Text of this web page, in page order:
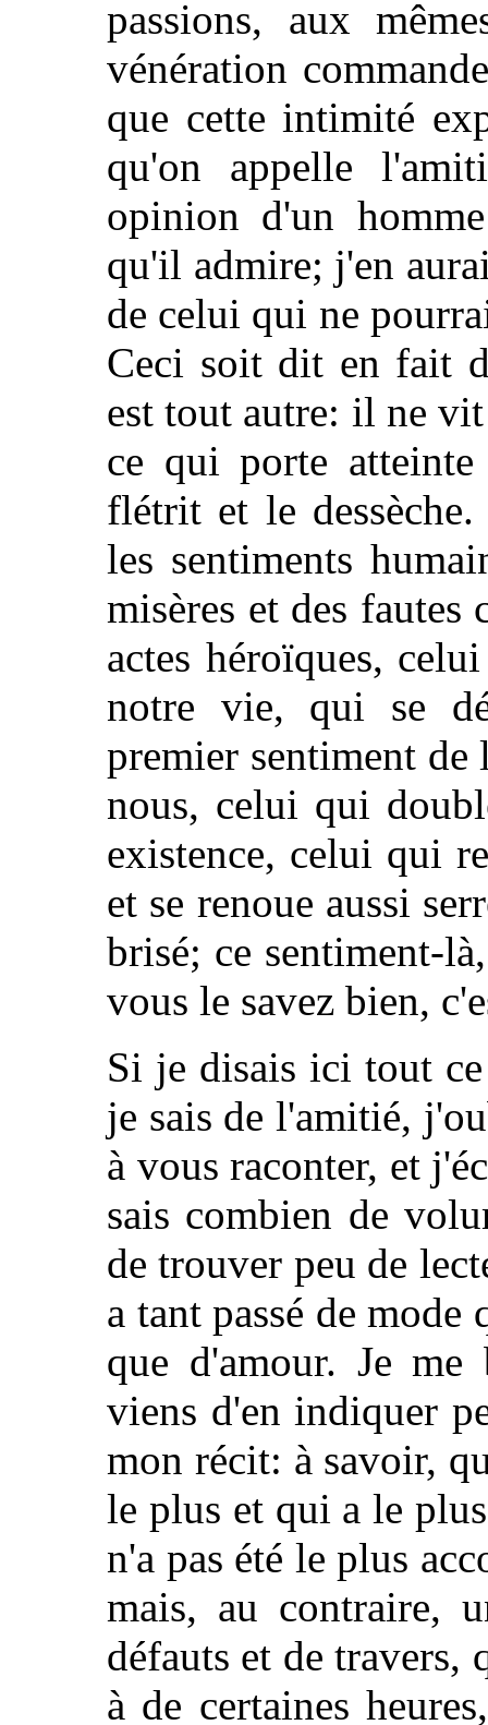
passions, aux
vénération
que cette intimité
qu'on appelle
opinion d'un
qu'il admire; j'en
de celui qui ne
Ceci soit dit en fait
est tout autre: il ne
ce qui porte atteinte
flétrit et le
les sentiments
misères et des fautes
actes héroïques,
notre vie, qui se
premier sentiment de
nous, celui qui
existence, celui qui
et se renoue aussi
brisé; ce sentiment-
vous le savez bien,
Si je disais ici tout
je sais de l'amitié,
à vous raconter, et
sais combien de
de trouver peu de
a tant passé de
que d'amour. Je
viens d'en indiquer
mon récit: à savoir,
le plus et qui a le
n'a pas été le plus
mais, au contraire,
défauts et de travers,
à de certaines